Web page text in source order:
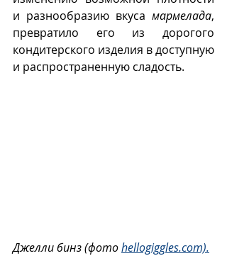
и разнообразию вкуса мармелада,
превратило его из дорогого
кондитерского изделия в доступную
и распространенную сладость.
Джелли бинз (фото hellogiggles.com).